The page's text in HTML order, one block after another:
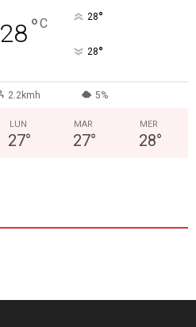
28°C 28°
28°
2.2kmh 5%
LUN
27°
MAR
27°
MER
28°